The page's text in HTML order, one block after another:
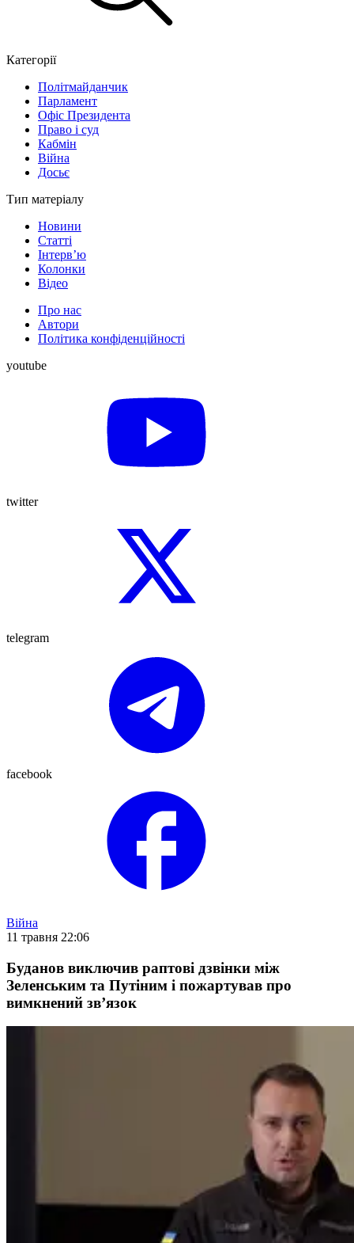
Категорії
Політмайданчик
Парламент
Офіс Президента
Право і суд
Кабмін
Війна
Досьє
Тип матеріалу
Новини
Статті
Інтерв’ю
Колонки
Відео
Про нас
Автори
Політика конфіденційності
youtube
twitter
telegram
facebook
Війна
11 травня 22:06
Буданов виключив раптові дзвінки між
Зеленським та Путіним і пожартував про
вимкнений зв’язок